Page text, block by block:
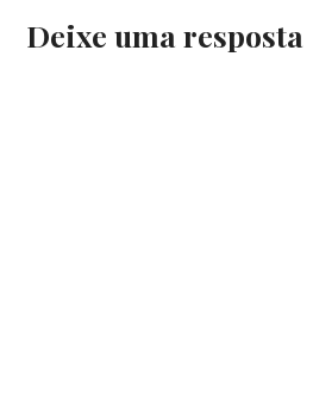
Deixe uma resposta